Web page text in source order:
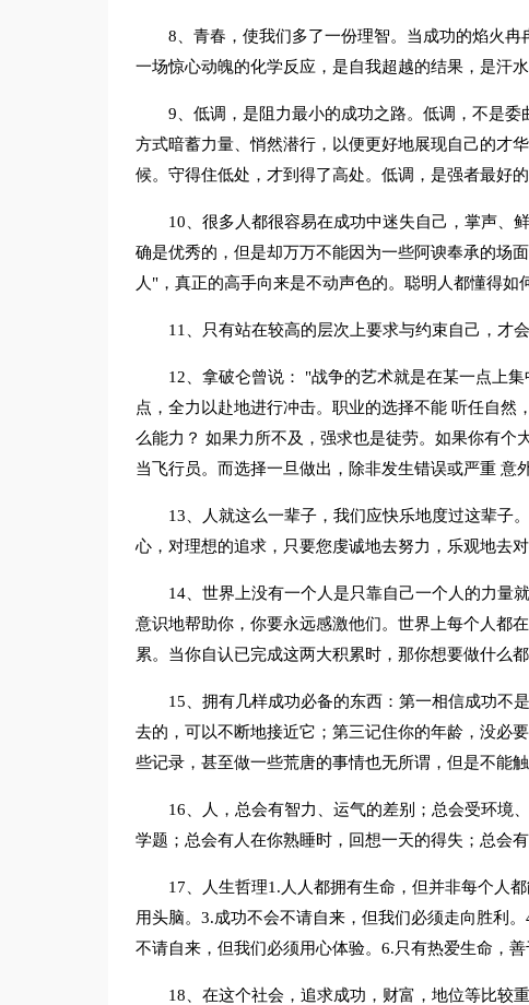
8、青春，使我们多了一份理智。当成功的焰火
一场惊心动魄的化学反应，是自我超越的结果，是汗水
9、低调，是阻力最小的成功之路。低调，不是
方式暗蓄力量、悄然潜行，以便更好地展现自己的才
候。守得住低处，才到得了高处。低调，是强者最好
10、很多人都很容易在成功中迷失自己，掌声、
确是优秀的，但是却万万不能因为一些阿谀奉承的场
人"，真正的高手向来是不动声色的。聪明人都懂得如
11、只有站在较高的层次上要求与约束自己，才
12、拿破仑曾说： "战争的艺术就是在某一点上
点，全力以赴地进行冲击。职业的选择不能 听任自
么能力？ 如果力所不及，强求也是徒劳。如果你有个
当飞行员。而选择一旦做出，除非发生错误或严重 意
13、人就这么一辈子，我们应快乐地度过这辈子
心，对理想的追求，只要您虔诚地去努力，乐观地去
14、世界上没有一个人是只靠自己一个人的力量
意识地帮助你，你要永远感激他们。世界上每个人
累。当你自认已完成这两大积累时，那你想要做什么都
15、拥有几样成功必备的东西：第一相信成功不
去的，可以不断地接近它；第三记住你的年龄，没必
些记录，甚至做一些荒唐的事情也无所谓，但是不能触
16、人，总会有智力、运气的差别；总会受环境
学题；总会有人在你熟睡时，回想一天的得失；总会
17、人生哲理1.人人都拥有生命，但并非每个人
用头脑。3.成功不会不请自来，但我们必须走向胜利
不请自来，但我们必须用心体验。6.只有热爱生命，
18、在这个社会，追求成功，财富，地位等比较